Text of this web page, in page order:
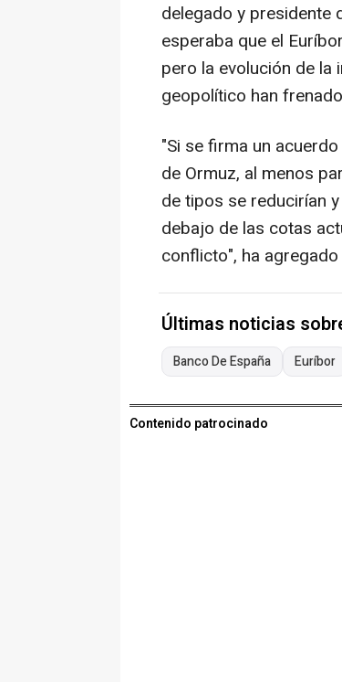
delegado y presidente
esperaba que el
pero la evolución de
geopolítico han
"Si se firma un
de Ormuz, al menos
de tipos se reducirían
debajo de las cotas
conflicto", ha
Últimas noticias
Banco De España Euríbor
Contenido patrocinado